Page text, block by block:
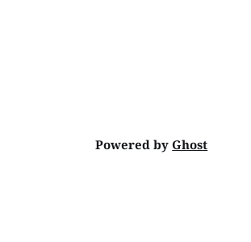
Powered byGhost